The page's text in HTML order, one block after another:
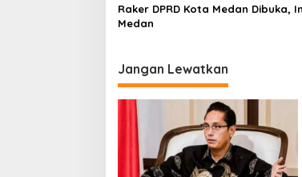
Raker DPRD Kota Medan Dibuka,
Medan
Jangan Lewatkan